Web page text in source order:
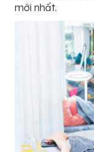
mới nhất.